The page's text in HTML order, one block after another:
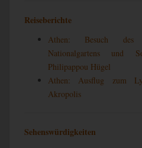
Reiseberichte
Athen: Besuch des
Nationalgartens und
Philipappou Hügel
Athen: Ausflug zum
Akropolis
Sehenswürdigkeiten